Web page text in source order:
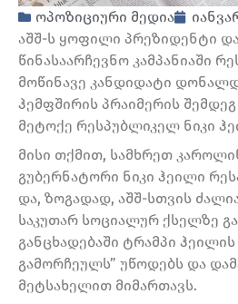
ოპოზიციური მედია
აშშ-ს ყოფილი პრეზიდენტი
წინასაარჩევნო კამპანიაში
მოწინავე კანდიდატი
ჰემფშირის პრაიმერის შემდეგ
მეტოქე რესპუბლიკელ ნიკი
მისი თქმით, სამხრეთ
გუბერნატორი ნიკი ჰეილი
და, ზოგადად, აშშ-სთვის
საკუთარ სოციალურ ქსელზე
განცხადებაში ტრამპი
გამორჩეულს” უწოდებს და
მეტსახელით მიმართავს.